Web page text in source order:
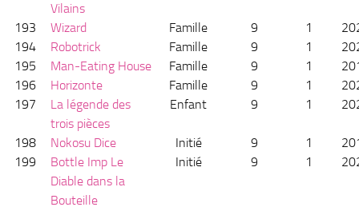
Vilains
193 Wizard Famille 9 1
194
Robotrick Famille 9 1
195
Man-Eating House Famille 9 1
196
Horizonte Famille 9 1
197
La légende des
trois pièces
Enfant 9 1
198 Nokosu Dice Initié 9 1
199
Bottle Imp Le
Diable dans la
Bouteille
Initié 9 1